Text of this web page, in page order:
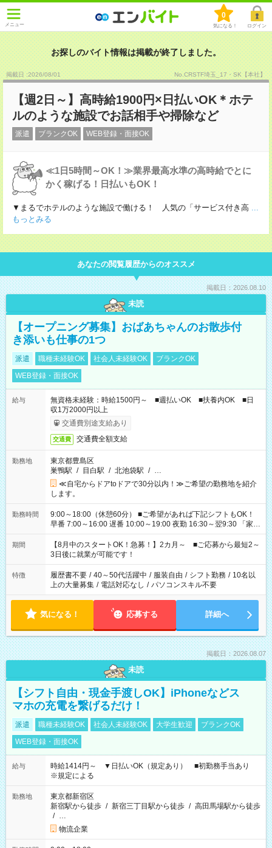
メニュー
0
気になる！ ログイン
お探しのバイト情報は掲載が終了しました。
掲載日 :2026/08/01 No.CRSTF埼玉_17・SK【本社】
【週2日～】高時給1900円×日払いOK＊ホテ
ルのような施設でお話相手や掃除など
派遣 ブランクOK WEB登録・面接OK
≪1日5時間～OK！≫業界最高水準の高時給でとに
かく稼げる！日払いもOK！
▼まるでホテルのような施設で働ける！ 人気の「サービス付き高 ...
もっとみる
あなたの閲覧履歴からのオススメ
掲載日：2026.08.10
未読
【オープニング募集】おばあちゃんのお散歩付
き添いも仕事の1つ
派遣 職種未経験OK 社会人未経験OK
ブランクOK
WEB登録・面接OK
給与
無資格未経験：時給1500円～ ■週払いOK ■扶養内OK ■日
収1万2000円以上
交通費別途支給あり
交通費 交通費全額支給
勤務地
東京都豊島区
巣鴨駅 / 目白駅 / 北池袋駅 / …
≪自宅からドアtoドアで30分以内！≫ご希望の勤務地を紹介
します。
勤務時間
9:00～18:00（休憩60分） ■ご希望があれば下記シフトもOK！
早番 7:00～16:00 遅番 10:00～19:00 夜勤 16:30～翌9:30 「家族
と休みを合わせたい」 「余裕を持って夕飯の準備がしたい」
「できれば残業はしたくない」 など、ご希望を教えてください
ね。 ※Wワーク希望の方へ 今ご覧のお仕事で希望する勤務時間
と、もう1つのお仕事の勤務時間。 合計で週40時間を超える場
合は応募できません。
期間
【8月中のスタートOK！急募！】2カ月～ ■ご応募から最短2～
3日後に就業が可能です！
特徴 履歴書不要 / 40～50代活躍中 / 服装自由 / シフト勤務 / 10名以
上の大量募集 / 電話対応なし / パソコンスキル不要
気になる！ 応募する 詳細へ
掲載日：2026.08.07
未読
【シフト自由・現金手渡しOK】iPhoneなどス
マホの充電を繋げるだけ！
派遣 職種未経験OK 社会人未経験OK 大学生歓迎
ブランクOK
WEB登録・面接OK
給与
時給1414円～ ▼日払いOK（規定あり） ■初勤務手当あり
※規定による
勤務地
東京都新宿区
新宿駅から徒歩 / 新宿三丁目駅から徒歩 / 高田馬場駅から徒歩
/ …
物流企業